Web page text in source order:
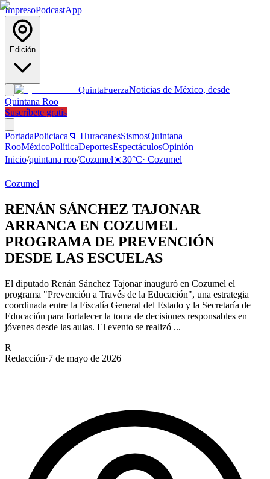
ImpresoPodcastApp
Edición
QuintaFuerzaNoticias de México, desde
Quintana Roo
Suscríbete gratis
PortadaPoliciaca 🌀 HuracanesSismosQuintana
RooMéxicoPolíticaDeportesEspectáculosOpinión
Inicio/quintana roo/Cozumel☀️30°C· Cozumel
Cozumel
RENÁN SÁNCHEZ TAJONAR
ARRANCA EN COZUMEL
PROGRAMA DE PREVENCIÓN
DESDE LAS ESCUELAS
El diputado Renán Sánchez Tajonar inauguró en Cozumel el
programa "Prevención a Través de la Educación", una estrategia
coordinada entre la Fiscalía General del Estado y la Secretaría de
Educación para fortalecer la toma de decisiones responsables en
jóvenes desde las aulas. El evento se realizó ...
R
Redacción·7 de mayo de 2026